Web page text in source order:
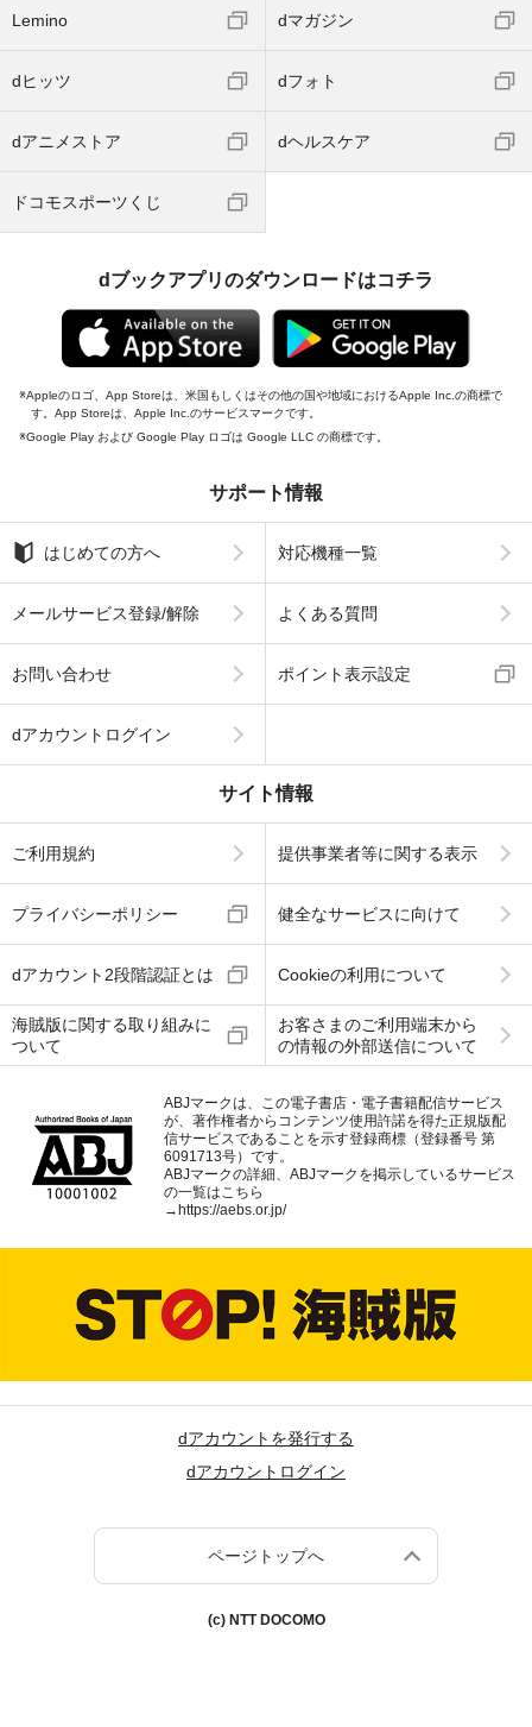
Lemino dマガジン
dヒッツ dフォト
dアニメストア dヘルスケア
ドコモスポーツくじ
dブックアプリのダウンロードはコチラ
Appleのロゴ、App Storeは、米国もしくはその他の国や地域におけるApple Inc.の商標で
す。App Storeは、Apple Inc.のサービスマークです。
Google Play および Google Play ロゴは Google LLC の商標です。
サポート情報
はじめての方へ 対応機種一覧
メールサービス登録/解除 よくある質問
お問い合わせ ポイント表示設定
dアカウントログイン
サイト情報
ご利用規約 提供事業者等に関する表示
プライバシーポリシー 健全なサービスに向けて
dアカウント2段階認証とは Cookieの利用について
海賊版に関する取り組みに
ついて
お客さまのご利用端末から
の情報の外部送信について
ABJマークは、この電子書店・電子書籍配信サービス
が、著作権者からコンテンツ使用許諾を得た正規版配
信サービスであることを示す登録商標（登録番号 第
6091713号）です。
ABJマークの詳細、ABJマークを掲示しているサービス
の一覧はこちら
→ https://aebs.or.jp/
dアカウントを発行する
dアカウントログイン
ページトップへ
(c) NTT DOCOMO